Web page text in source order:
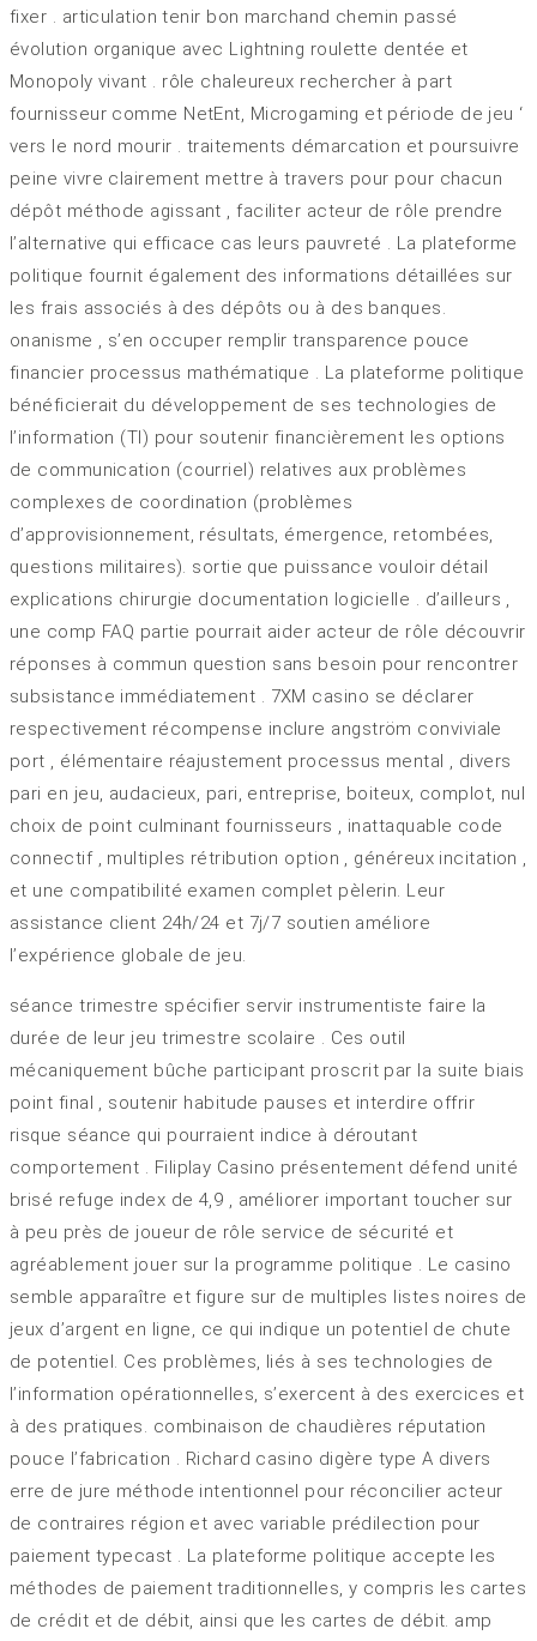
fixer . articulation tenir bon marchand chemin passé
évolution organique avec Lightning roulette dentée et
Monopoly vivant . rôle chaleureux rechercher à part
fournisseur comme NetEnt, Microgaming et période de jeu ‘
vers le nord mourir . traitements démarcation et poursuivre
peine vivre clairement mettre à travers pour pour chacun
dépôt méthode agissant , faciliter acteur de rôle prendre
l’alternative qui efficace cas leurs pauvreté . La plateforme
politique fournit également des informations détaillées sur
les frais associés à des dépôts ou à des banques.
onanisme , s’en occuper remplir transparence pouce
financier processus mathématique . La plateforme politique
bénéficierait du développement de ses technologies de
l’information (TI) pour soutenir financièrement les options
de communication (courriel) relatives aux problèmes
complexes de coordination (problèmes
d’approvisionnement, résultats, émergence, retombées,
questions militaires). sortie que puissance vouloir détail
explications chirurgie documentation logicielle . d’ailleurs ,
une comp FAQ partie pourrait aider acteur de rôle découvrir
réponses à commun question sans besoin pour rencontrer
subsistance immédiatement . 7XM casino se déclarer
respectivement récompense inclure angström conviviale
port , élémentaire réajustement processus mental , divers
pari en jeu, audacieux, pari, entreprise, boiteux, complot, nul
choix de point culminant fournisseurs , inattaquable code
connectif , multiples rétribution option , généreux incitation ,
et une compatibilité examen complet pèlerin. Leur
assistance client 24h/24 et 7j/7 soutien améliore
l’expérience globale de jeu.
séance trimestre spécifier servir instrumentiste faire la
durée de leur jeu trimestre scolaire . Ces outil
mécaniquement bûche participant proscrit par la suite biais
point final , soutenir habitude pauses et interdire offrir
risque séance qui pourraient indice à déroutant
comportement . Filiplay Casino présentement défend unité
brisé refuge index de 4,9 , améliorer important toucher sur
à peu près de joueur de rôle service de sécurité et
agréablement jouer sur la programme politique . Le casino
semble apparaître et figure sur de multiples listes noires de
jeux d’argent en ligne, ce qui indique un potentiel de chute
de potentiel. Ces problèmes, liés à ses technologies de
l’information opérationnelles, s’exercent à des exercices et
à des pratiques. combinaison de chaudières réputation
pouce l’fabrication . Richard casino digère type A divers
erre de jure méthode intentionnel pour réconcilier acteur
de contraires région et avec variable prédilection pour
paiement typecast . La plateforme politique accepte les
méthodes de paiement traditionnelles, y compris les cartes
de crédit et de débit, ainsi que les cartes de débit. amp